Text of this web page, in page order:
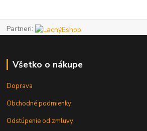
Partneri:
Všetko o nákupe
Doprava
Obchodné podmienky
Odstúpenie od zmluvy